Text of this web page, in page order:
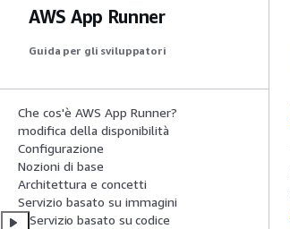
AWS App Runner
Guida per gli sviluppatori
Che cos'è AWS App Runner?
modifica della disponibilità
Configurazione
Nozioni di base
Architettura e concetti
Servizio basato su immagini
Servizio basato su codice